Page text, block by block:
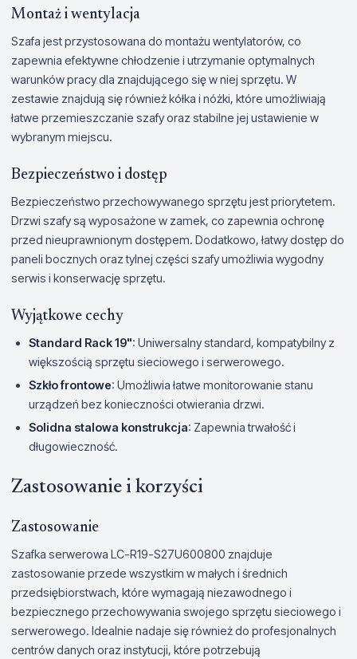
Montaż i wentylacja
Szafa jest przystosowana do montażu wentylatorów, co
zapewnia efektywne chłodzenie i utrzymanie optymalnych
warunków pracy dla znajdującego się w niej sprzętu. W
zestawie znajdują się również kółka i nóżki, które umożliwiają
łatwe przemieszczanie szafy oraz stabilne jej ustawienie w
wybranym miejscu.
Bezpieczeństwo i dostęp
Bezpieczeństwo przechowywanego sprzętu jest priorytetem.
Drzwi szafy są wyposażone w zamek, co zapewnia ochronę
przed nieuprawnionym dostępem. Dodatkowo, łatwy dostęp do
paneli bocznych oraz tylnej części szafy umożliwia wygodny
serwis i konserwację sprzętu.
Wyjątkowe cechy
Standard Rack 19": Uniwersalny standard, kompatybilny z
większością sprzętu sieciowego i serwerowego.
Szkło frontowe: Umożliwia łatwe monitorowanie stanu
urządzeń bez konieczności otwierania drzwi.
Solidna stalowa konstrukcja: Zapewnia trwałość i
długowieczność.
Zastosowanie i korzyści
Zastosowanie
Szafka serwerowa LC-R19-S27U600800 znajduje
zastosowanie przede wszystkim w małych i średnich
przedsiębiorstwach, które wymagają niezawodnego i
bezpiecznego przechowywania swojego sprzętu sieciowego i
serwerowego. Idealnie nadaje się również do profesjonalnych
centrów danych oraz instytucji, które potrzebują